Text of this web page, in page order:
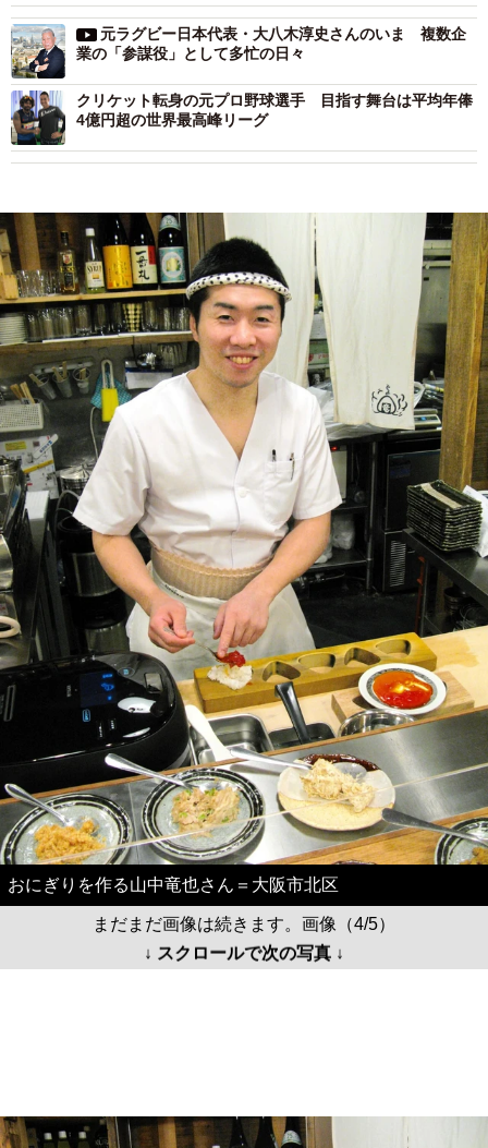
元ラグビー日本代表・大八木淳史さんのいま 複数企
業の「参謀役」として多忙の日々
クリケット転身の元プロ野球選手 目指す舞台は平均年俸
4億円超の世界最高峰リーグ
おにぎりを作る山中竜也さん＝大阪市北区
まだまだ画像は続きます。画像（4/5）
↓ スクロールで次の写真 ↓